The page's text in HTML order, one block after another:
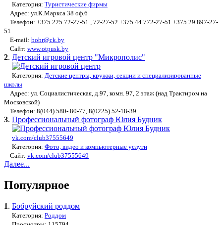
Категория: Туристические фирмы
Адрес: ул.К.Маркса 38 оф.6
Телефон: +375 225 72-27-51 , 72-27-52 +375 44 772-27-51 +375 29 897-27-
51
E-mail: bobr@ck.by
Сайт: www.otpusk.by
2. Детский игровой центр "Микрополис"
Категория: Детские центры, кружки, секции и специализированные
школы
Адрес: ул. Социалистическая, д.97, комн. 97, 2 этаж (над Трактиром на
Московской)
Телефон: 8(044) 580- 80-77, 8(0225) 52-18-39
3. Профессиональный фотограф Юлия Будник
vk.com/club37555649
Категория: Фото, видео и компьютерные услуги
Сайт: vk.com/club37555649
Далее...
Популярное
1. Бобруйский роддом
Категория: Роддом